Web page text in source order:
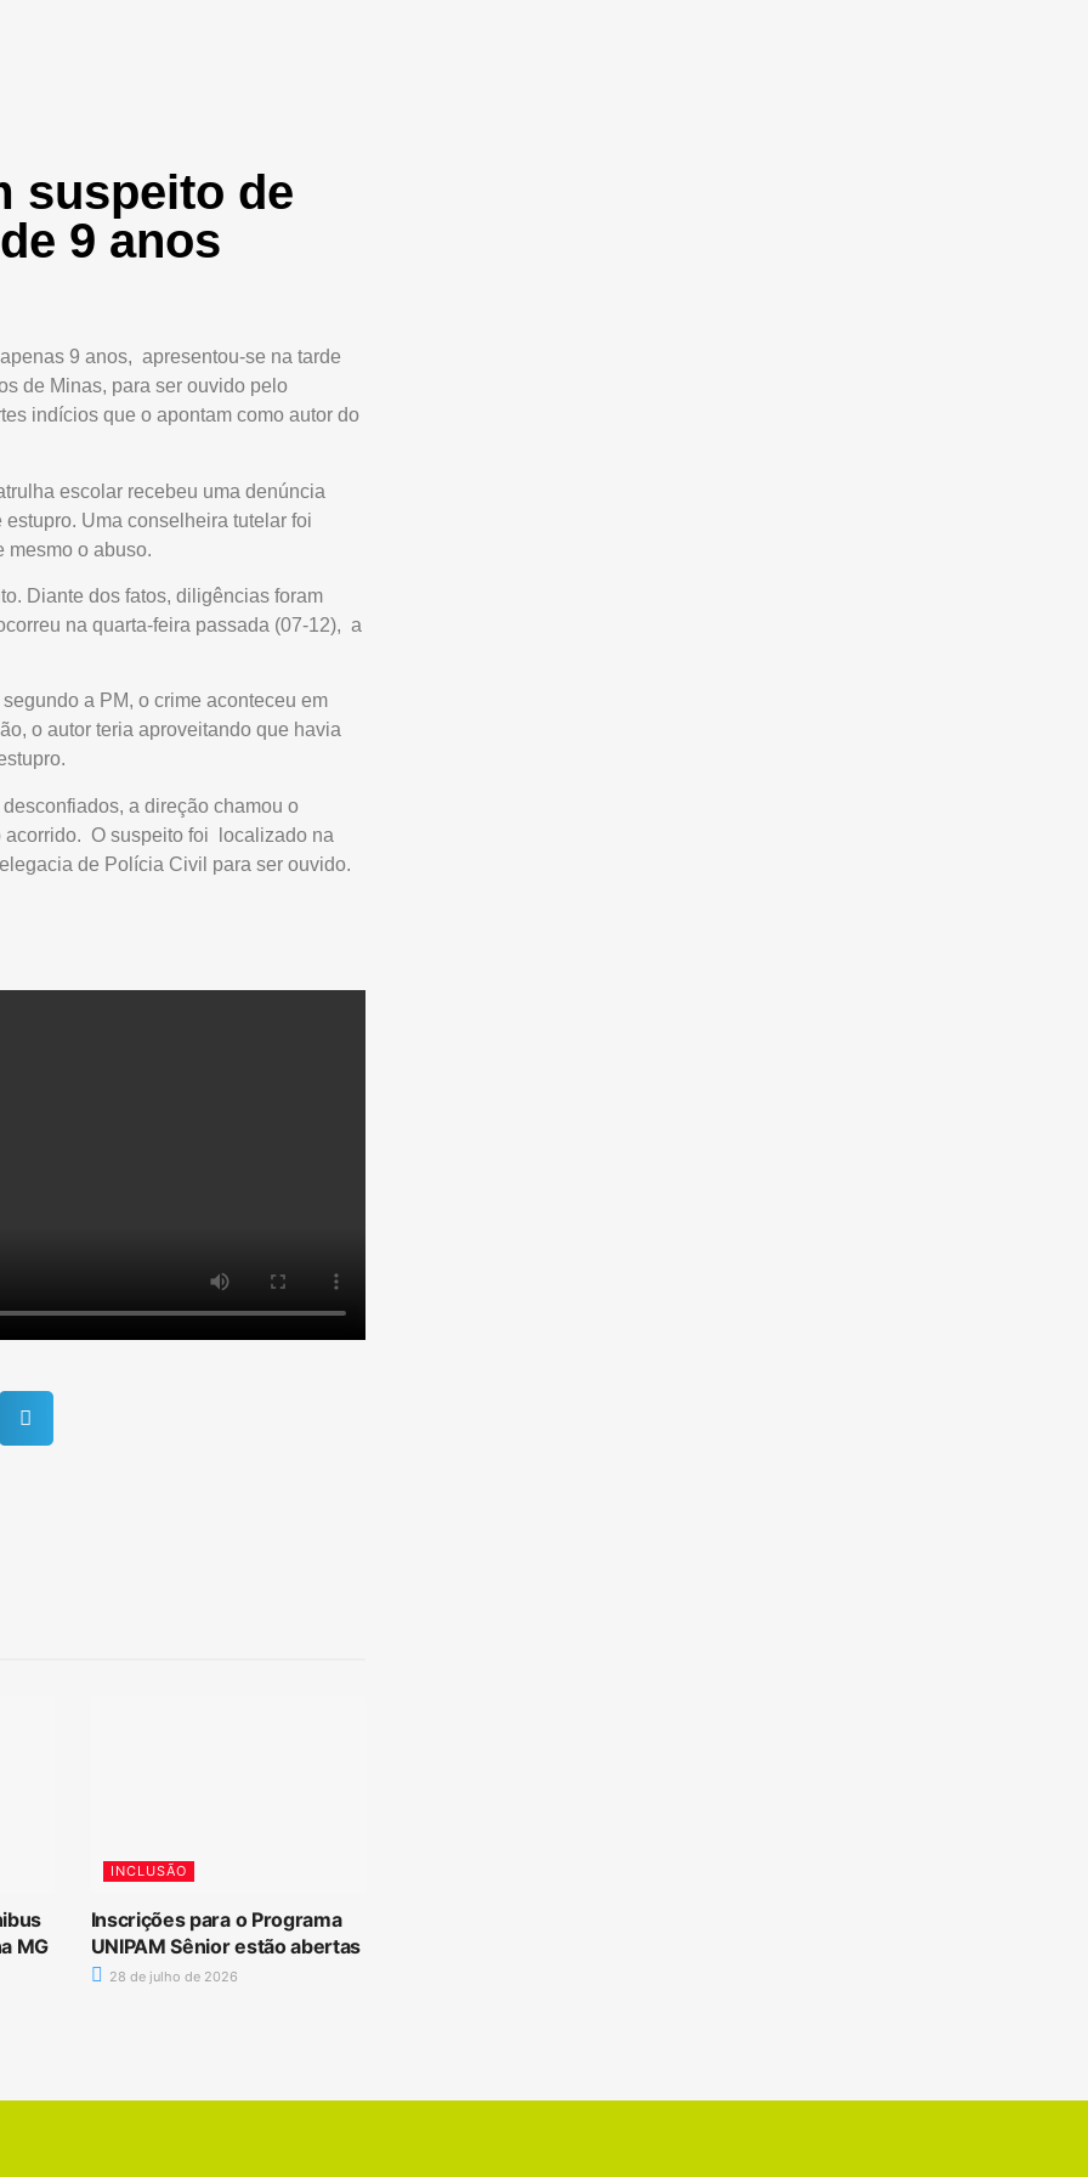
suspeito de
9 anos
9 anos, apresentou-se na tarde
de Minas, para ser ouvido pelo
indícios que o apontam como autor do
escolar recebeu uma denúncia
Uma conselheira tutelar foi
mesmo o abuso.
Diante dos fatos, diligências foram
na quarta-feira passada (07-12), a
a PM, o crime aconteceu em
o autor teria aproveitando que havia
a direção chamou o
acorrido. O suspeito foi localizado na
de Polícia Civil para ser ouvido.
MG
INCLUSÃO
Inscrições para o Programa
UNIPAM Sênior estão abertas
28 de julho de 2026